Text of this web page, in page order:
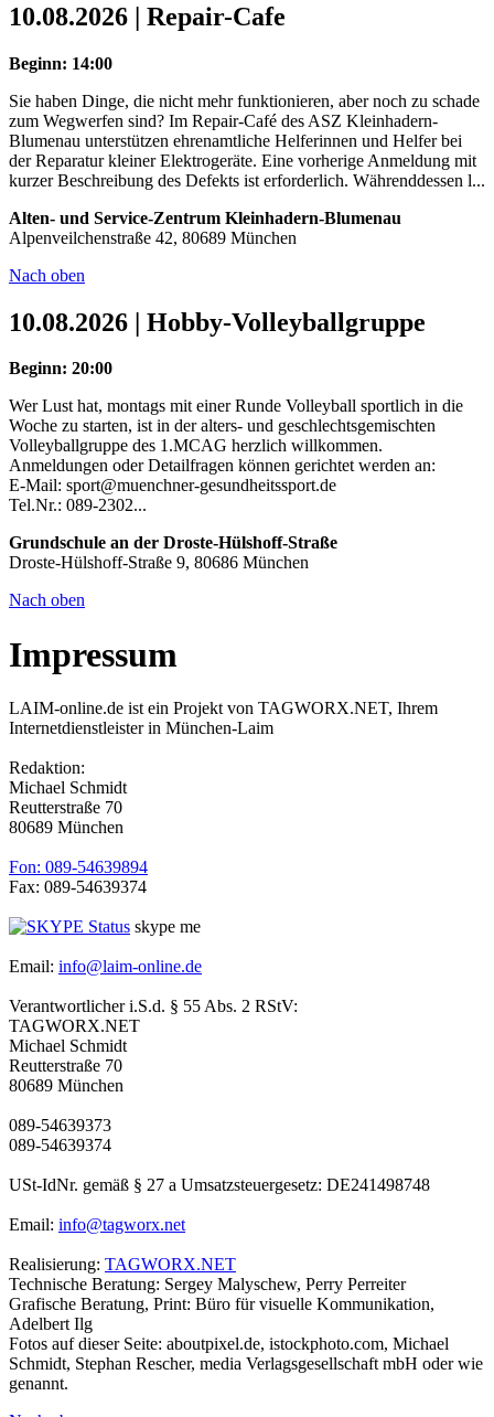
10.08.2026 | Repair-Cafe
Beginn: 14:00
Sie haben Dinge, die nicht mehr funktionieren, aber noch zu schade
zum Wegwerfen sind? Im Repair-Café des ASZ Kleinhadern-
Blumenau unterstützen ehrenamtliche Helferinnen und Helfer bei
der Reparatur kleiner Elektrogeräte. Eine vorherige Anmeldung mit
kurzer Beschreibung des Defekts ist erforderlich. Währenddessen l...
Alten- und Service-Zentrum Kleinhadern-Blumenau
Alpenveilchenstraße 42, 80689 München
Nach oben
10.08.2026 | Hobby-Volleyballgruppe
Beginn: 20:00
Wer Lust hat, montags mit einer Runde Volleyball sportlich in die
Woche zu starten, ist in der alters- und geschlechtsgemischten
Volleyballgruppe des 1.MCAG herzlich willkommen.
Anmeldungen oder Detailfragen können gerichtet werden an:
E-Mail: sport@muenchner-gesundheitssport.de
Tel.Nr.: 089-2302...
Grundschule an der Droste-Hülshoff-Straße
Droste-Hülshoff-Straße 9, 80686 München
Nach oben
Impressum
LAIM-online.de ist ein Projekt von TAGWORX.NET, Ihrem
Internetdienstleister in München-Laim
Redaktion:
Michael Schmidt
Reutterstraße 70
80689 München
Fon: 089-54639894
Fax: 089-54639374
skype me
Email: info@laim-online.de
Verantwortlicher i.S.d. § 55 Abs. 2 RStV:
TAGWORX.NET
Michael Schmidt
Reutterstraße 70
80689 München
089-54639373
089-54639374
USt-IdNr. gemäß § 27 a Umsatzsteuergesetz: DE241498748
Email: info@tagworx.net
Realisierung: TAGWORX.NET
Technische Beratung: Sergey Malyschew, Perry Perreiter
Grafische Beratung, Print: Büro für visuelle Kommunikation,
Adelbert Ilg
Fotos auf dieser Seite: aboutpixel.de, istockphoto.com, Michael
Schmidt, Stephan Rescher, media Verlagsgesellschaft mbH oder wie
genannt.